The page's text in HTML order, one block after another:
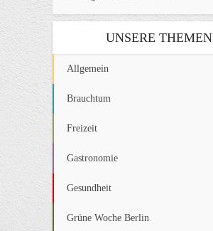
UNSERE THEMEN
Allgemein
Brauchtum
Freizeit
Gastronomie
Gesundheit
Grüne Woche Berlin